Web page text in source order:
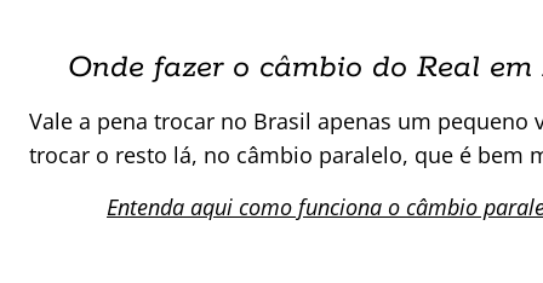
Onde fazer o câmbio do Real em
Vale a pena trocar no Brasil apenas um
trocar o resto lá, no câmbio paralelo, que é bem
Entenda aqui como funciona o câmbio